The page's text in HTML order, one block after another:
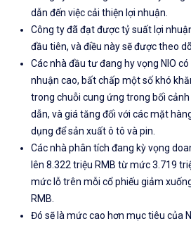
dẫn đến việc cải thiện lợi nhuận.
Công ty đã đạt được tỷ suất lợi
đầu tiên, và điều này sẽ được theo
Các nhà đầu tư đang hy vọng NIO
nhuận cao, bất chấp một số khó
trong chuỗi cung ứng trong bối
dẫn, và giá tăng đối với các mặt
dụng để sản xuất ô tô và pin.
Các nhà phân tích đang kỳ vọng
lên 8.322 triệu RMB từ mức 3.719
mức lỗ trên mỗi cổ phiếu giảm
RMB.
Đó sẽ là mức cao hơn mục tiêu của